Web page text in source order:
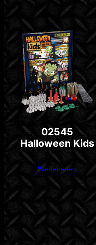
02545
Halloween Kids
Weiterlesen